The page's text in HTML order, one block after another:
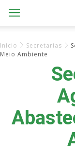
Início Secretarias
Meio Ambiente